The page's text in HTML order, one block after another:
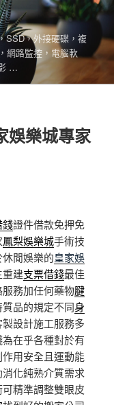
SSD，外接硬碟，複
網路監控，電腦軟
…
娛樂城專家
錢證件借款免押免
鳳梨娛樂城手術技
閒娛樂的皇家娛
重建支票借錢最佳
務加任何藥物腱
品的規定不同身
設計施工服務多
在乎各種對於有
作用安全且運動能
消化純熟介質需求
精準調整雙眼皮